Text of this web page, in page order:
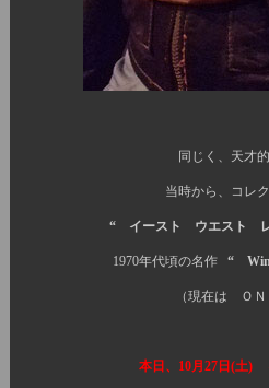
同じく、天才的なパターン
当時から、コレクターを魅了
“ イースト ウエスト
1970年代頃の名作 “
（現在は ＯＮ ＳＴＯ
本日、10月27日(土) Ｓ